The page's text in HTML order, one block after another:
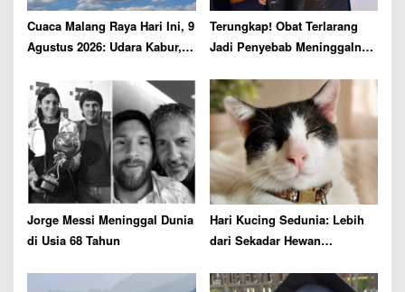
n
Cuaca Malang Raya Hari Ini, 9
Agustus 2026: Udara Kabur,
Peluang Hujan Minim
Terungkap! Obat Terlarang
Jadi Penyebab Meninggalnya
Jorge Messi Meninggal Dunia
di Usia 68 Tahun
Hari Kucing Sedunia: Lebih
dari Sekadar Hewan
Anabul Ini